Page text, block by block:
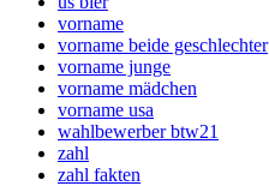
vorname
vorname beide geschlechter
vorname junge
vorname mädchen
vorname usa
wahlbewerber btw21
zahl
zahl fakten